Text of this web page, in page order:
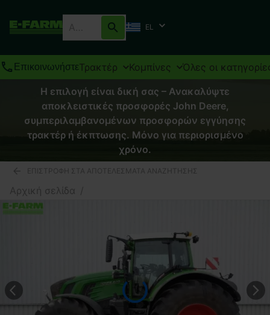
EL
ΕπικοινωνήστεΤρακτέρ Κομπίνες
Όλες οι
Η επιλογή είναι δική σας – Ανακαλύψτε
αποκλειστικές προσφορές John Deere,
συμπεριλαμβανομένων προσφορών εγγύησης
τρακτέρ ή έκπτωσης. Μόνο για περιορισμένο
χρόνο.
ΕΠΙΣΤΡΟΦΉ ΣΤΑ ΑΠΟΤΕΛΈΣΜΑΤΑ ΑΝΑΖΉΤΗΣΗΣ
Αρχική σελίδα /